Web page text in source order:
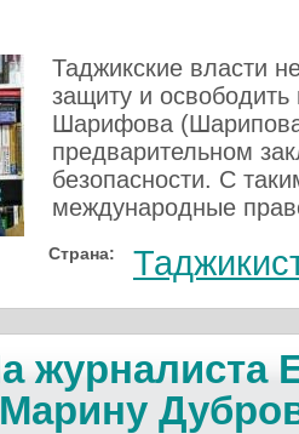
Таджикские власти
защиту и
Шарифова
предварительном
безопасности. С
международные
Страна:
журналиста